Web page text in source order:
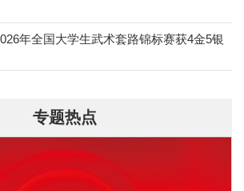
年全国大学生武术套路锦标赛获4金5银
专题热点